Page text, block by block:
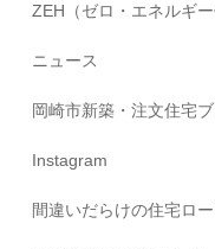
ZEH（ゼロ・エネルギ
ニュース
岡崎市新築・注文住宅
Instagram
間違いだらけの住宅ロ